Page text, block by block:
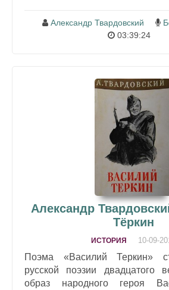
Александр Твардовский
03:39:24
Александр
Тёркин
ИСТОРИЯ 10-09-
Поэма «Василий Теркин»
русской поэзии двадцатого
образ народного героя